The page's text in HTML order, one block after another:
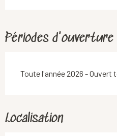
Périodes d'ouverture
Toute l'année 2026 - Ouvert
Localisation